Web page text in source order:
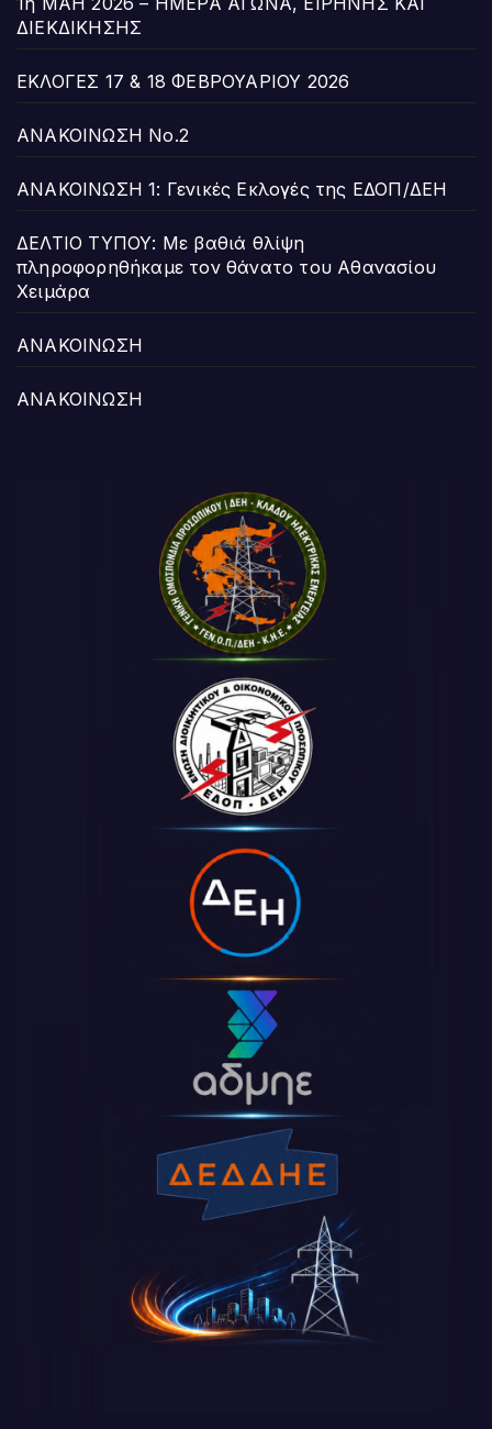
ΔΙΕΚΔΙΚΗΣΗΣ
ΕΚΛΟΓΕΣ 17 & 18 ΦΕΒΡΟΥΑΡΙΟΥ 2026
ΑΝΑΚΟΙΝΩΣΗ Νο.2
ΑΝΑΚΟΙΝΩΣΗ 1: Γενικές Εκλογές της ΕΔΟΠ/ΔΕΗ
ΔΕΛΤΙΟ ΤΥΠΟΥ: Με βαθιά θλίψη
πληροφορηθήκαμε τον θάνατο του Αθανασίου
Χειμάρα
ΑΝΑΚΟΙΝΩΣΗ
ΑΝΑΚΟΙΝΩΣΗ